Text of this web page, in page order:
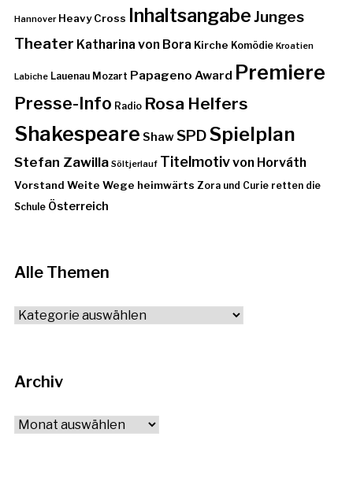
Hannover Heavy Cross InhaltsangabeJunges
Theater Katharina von Bora Kirche Komödie Kroatien
Labiche Lauenau Mozart Papageno Award Premiere
Presse-Info Radio Rosa Helfers
Shakespeare ShawSPDSpielplan
Stefan Zawilla Söltjerlauf Titelmotivvon Horváth
Vorstand Weite Wege heimwärts Zora und Curie retten die
Schule Österreich
Alle Themen
Alle
Archiv
Archiv